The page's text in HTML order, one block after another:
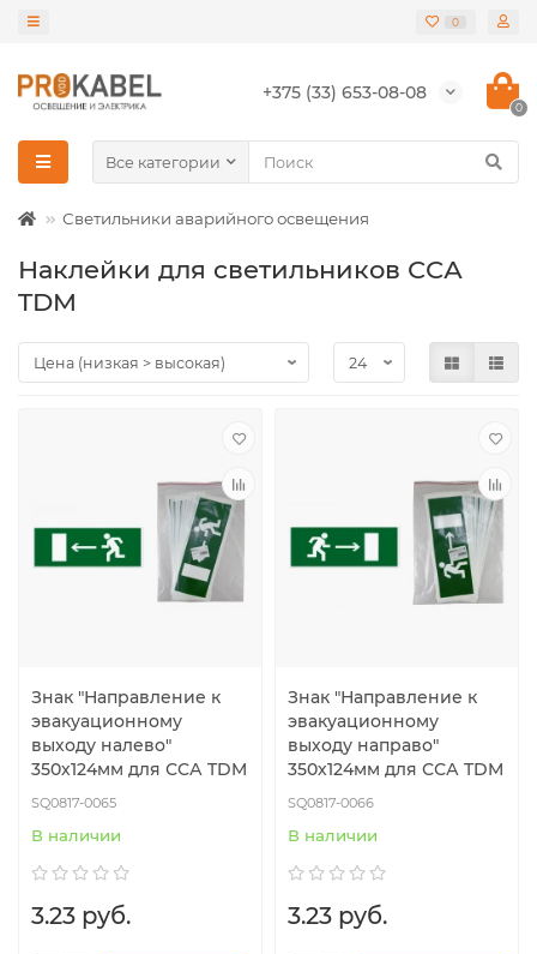
0
+375 (33) 653-08-08
0
Все категории
Светильники аварийного освещения
Наклейки для светильников ССА
TDM
Знак "Направление к
эвакуационному
выходу налево"
350х124мм для ССА TDM
SQ0817-0065
В наличии
3.23 руб.
Знак "Направление к
эвакуационному
выходу направо"
350х124мм для ССА TDM
SQ0817-0066
В наличии
3.23 руб.